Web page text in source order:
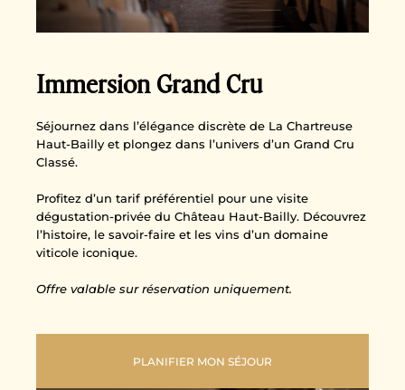
Immersion Grand Cru
Séjournez dans l’élégance discrète de La Chartreuse
Haut-Bailly et plongez dans l’univers d’un Grand Cru
Classé.
Profitez d’un tarif préférentiel pour une visite
dégustation-privée du Château Haut-Bailly. Découvrez
l’histoire, le savoir-faire et les vins d’un domaine
viticole iconique.
Offre valable sur réservation uniquement.
PLANIFIER MON SÉJOUR